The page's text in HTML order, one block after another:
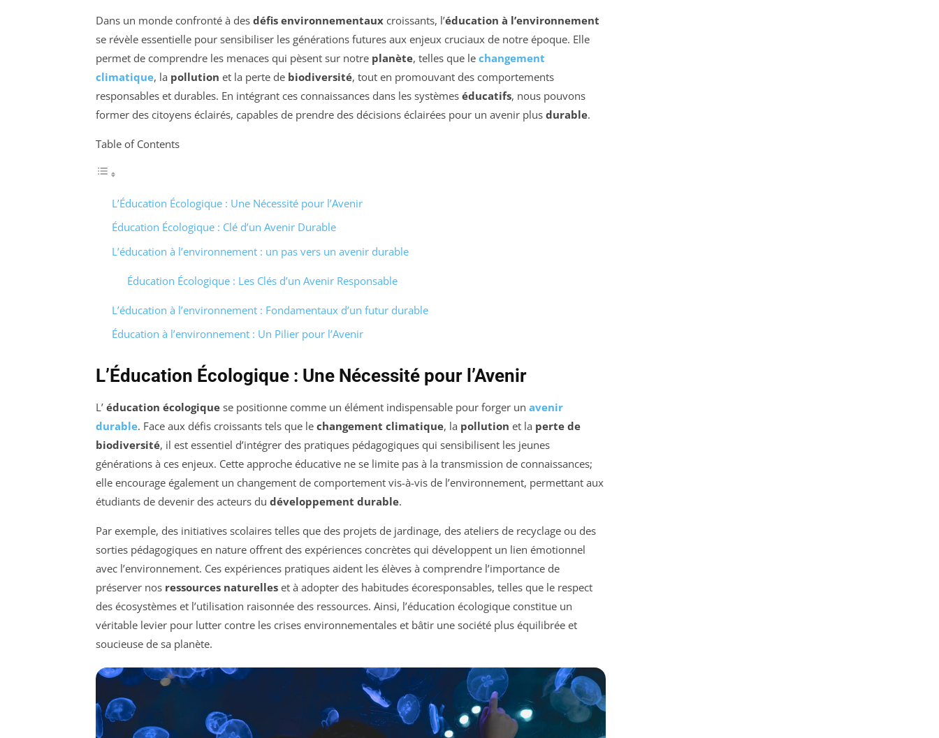
Dans un monde confronté à des défis environnementaux croissants, l’éducation à l’environnement
se révèle essentielle pour sensibiliser les générations futures aux enjeux cruciaux de notre époque. Elle
permet de comprendre les menaces qui pèsent sur notre planète, telles que le changement
climatique, la pollution et la perte de biodiversité, tout en promouvant des comportements
responsables et durables. En intégrant ces connaissances dans les systèmes éducatifs, nous pouvons
former des citoyens éclairés, capables de prendre des décisions éclairées pour un avenir plus durable.
Table of Contents
L’Éducation Écologique : Une Nécessité pour l’Avenir
Éducation Écologique : Clé d’un Avenir Durable
L’éducation à l’environnement : un pas vers un avenir durable
Éducation Écologique : Les Clés d’un Avenir Responsable
L’éducation à l’environnement : Fondamentaux d’un futur durable
Éducation à l’environnement : Un Pilier pour l’Avenir
L’Éducation Écologique : Une Nécessité pour l’Avenir
L’ éducation écologique se positionne comme un élément indispensable pour forger un avenir
durable. Face aux défis croissants tels que le changement climatique, la pollution et la perte de
biodiversité, il est essentiel d’intégrer des pratiques pédagogiques qui sensibilisent les jeunes
générations à ces enjeux. Cette approche éducative ne se limite pas à la transmission de connaissances;
elle encourage également un changement de comportement vis-à-vis de l’environnement, permettant aux
étudiants de devenir des acteurs du développement durable.
Par exemple, des initiatives scolaires telles que des projets de jardinage, des ateliers de recyclage ou des
sorties pédagogiques en nature offrent des expériences concrètes qui développent un lien émotionnel
avec l’environnement. Ces expériences pratiques aident les élèves à comprendre l’importance de
préserver nos ressources naturelles et à adopter des habitudes écoresponsables, telles que le respect
des écosystèmes et l’utilisation raisonnée des ressources. Ainsi, l’éducation écologique constitue un
véritable levier pour lutter contre les crises environnementales et bâtir une société plus équilibrée et
soucieuse de sa planète.